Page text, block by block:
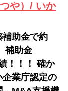
や）/ いか
補助金で約
補助金
！！！ 確か
企業庁認定の